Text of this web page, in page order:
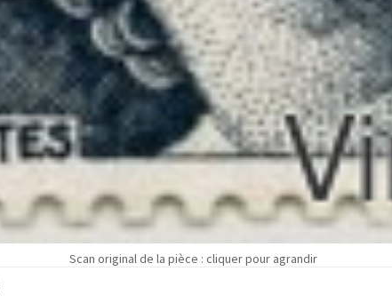
Scan original de la pièce : cliquer pour agrandir